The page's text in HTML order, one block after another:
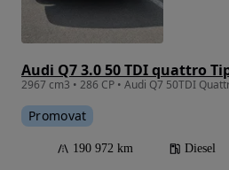
2967 cm3 • 286 CP • Audi Q7 50TDI
Promovat
190 972 km Diesel